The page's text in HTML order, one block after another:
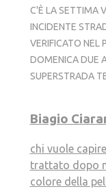
C'È LA SETTIMA
INCIDENTE
VERIFICATO NEL
DOMENICA DUE
SUPERSTRADA
Biagio
chi vuole
trattato dopo
colore della